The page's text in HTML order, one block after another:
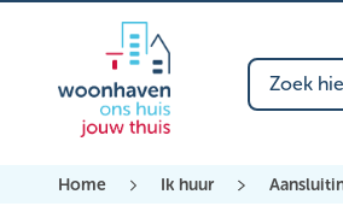
Zoeken naar
Home Ik huur